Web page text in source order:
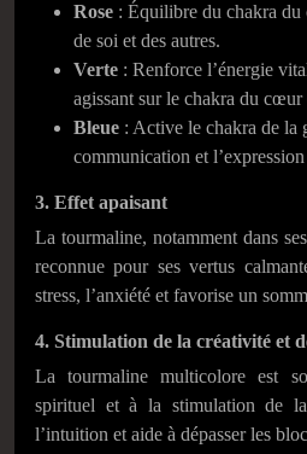
Rose : Équilibre du chakra
de soi et des autres.
Verte : Renforce l’énergie
agissant sur le chakra du cœur
Bleue : Active le chakra de la
communication et
3. Effet apaisant
La tourmaline, notamment dans
reconnue pour ses vertus
stress, l’anxiété et favorise un
4. Stimulation de la créativité et
La tourmaline multicolore est
spirituel et à la stimulation de
l’intuition et aide à dépasser les